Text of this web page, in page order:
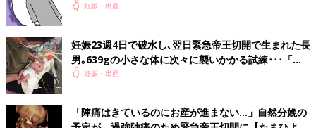
妊娠・出産
妊娠23週4日で破水し､翌日緊急帝王切開で生まれた長
男｡639gの小さな体に次々に襲いかかる試練･･･「生
きて」と願い続けた【超低出生体重児】
妊娠・出産
「陣痛はきているのにお産が進まない…」自然分娩の